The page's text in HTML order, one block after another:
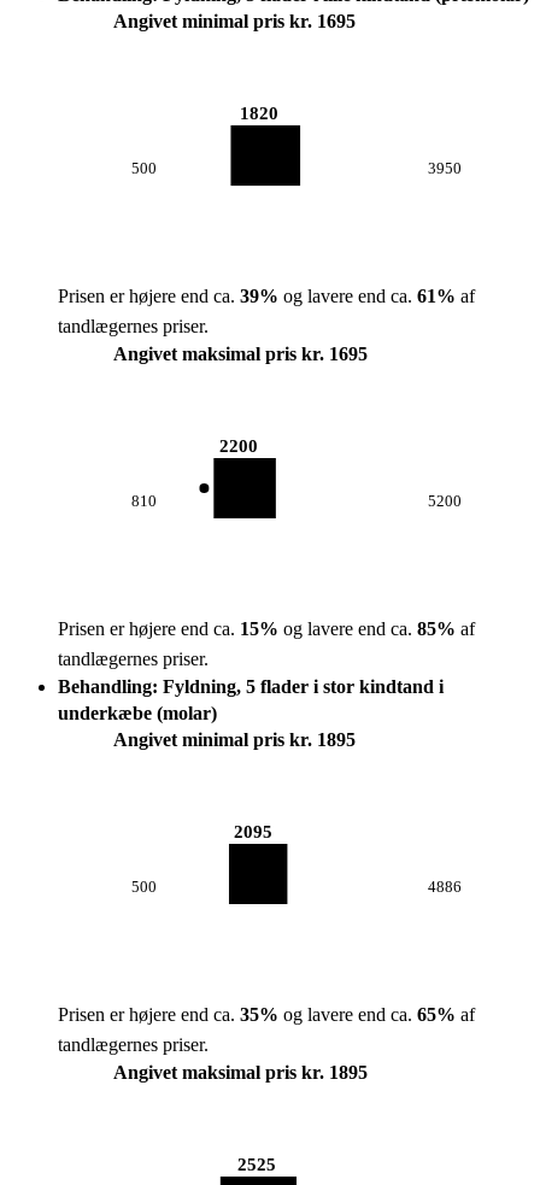
Angivet minimal pris kr. 1695
500
1820
3950
Prisen er højere end ca. 39% og lavere end ca. 61% af
tandlægernes priser.
Angivet maksimal pris kr. 1695
810
2200
5200
Prisen er højere end ca. 15% og lavere end ca. 85% af
tandlægernes priser.
Behandling: Fyldning, 5 flader i stor kindtand i
underkæbe (molar)
Angivet minimal pris kr. 1895
500
2095
4886
Prisen er højere end ca. 35% og lavere end ca. 65% af
tandlægernes priser.
Angivet maksimal pris kr. 1895
2525